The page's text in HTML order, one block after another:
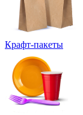
Крафт-пакеты